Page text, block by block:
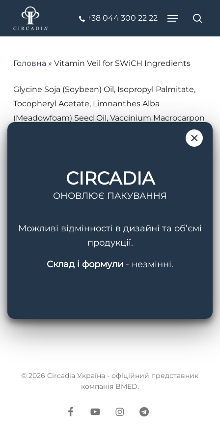
main
Menu
+38 044 300 22 22
Головна » Vitamin Veil for SWiCH Ingredients
Glycine Soja (Soybean) Oil, Isopropyl Palmitate,
Tocopheryl Acetate, Limnanthes Alba
(Meadowfoam) Seed Oil, Vaccinium Macrocarpon
(Cranberry) Seed Oil, Hippophae Rhamnoides
Benzoic Acid, BHT.
© 2026 Circadia Україна - офіційний представник
компанія BMED.
facebookyoutubeinstagramtelegram
×
CIRCADIA
ОНОВЛЮЄ ПАКУВАННЯ
Можливі відмінності в дизайні та об’ємі
продукції.
Склад і формули - незмінні.